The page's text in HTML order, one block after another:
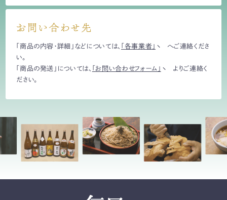
お問い合わせ先
「商品の内容・詳細」などについては、 「各事業者」
へご連絡くださ
い。
「商品の発送」については、
「お問い合わせフォーム」
よりご連絡く
ださい。